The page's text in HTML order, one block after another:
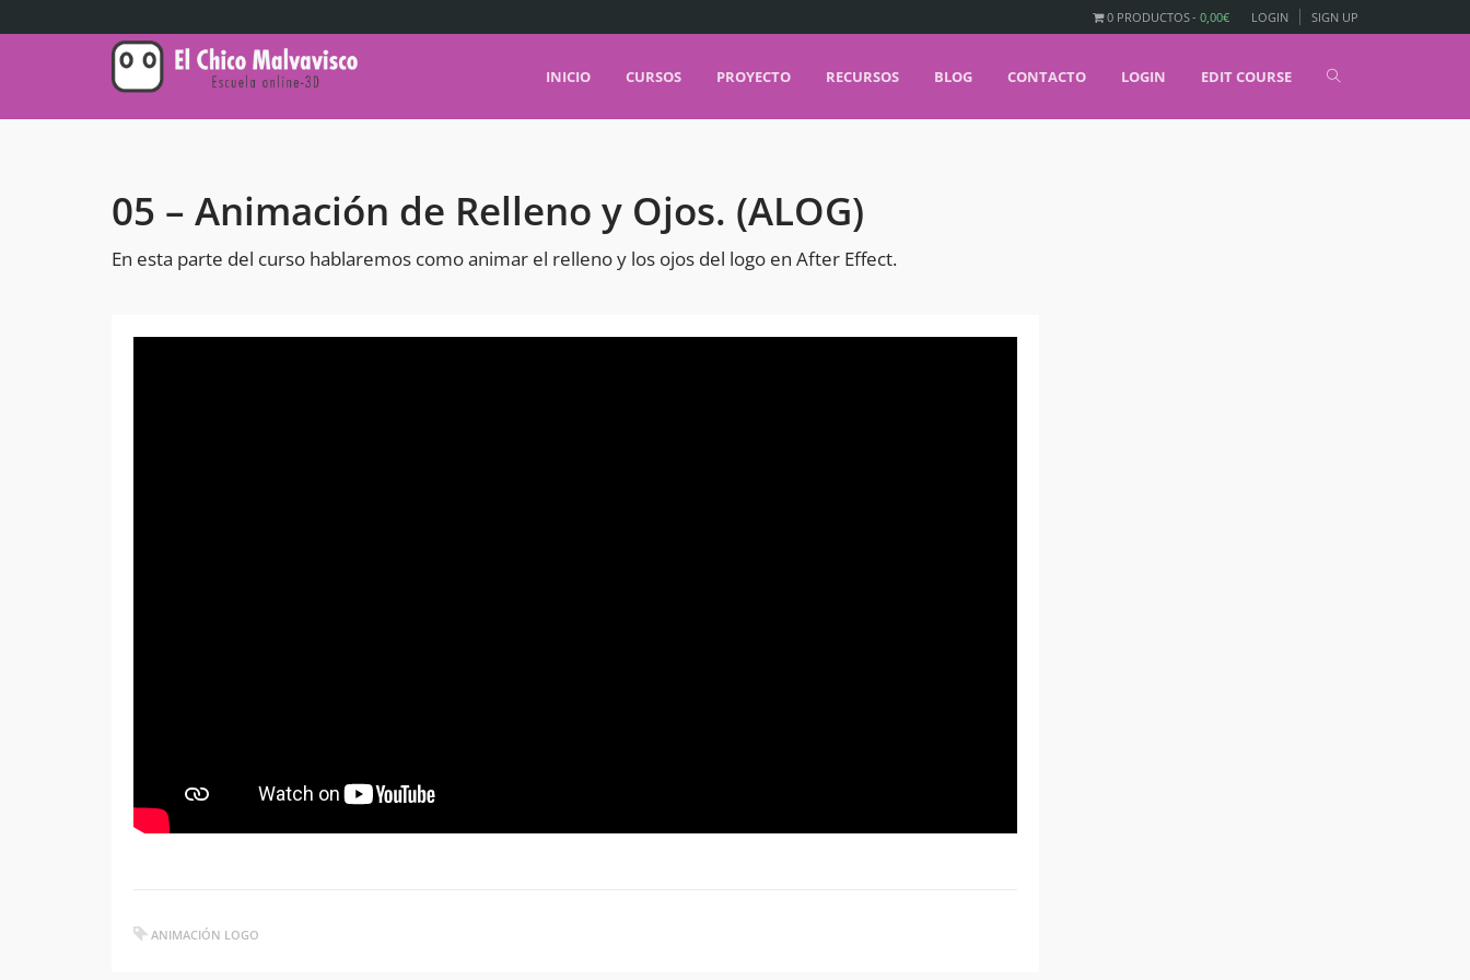
LOGIN SIGN UP
0 PRODUCTOS 0,00€
INICIO CURSOS PROYECTO RECURSOS BLOG CONTACTO LOGIN EDIT COURSE
05 – Animación de Relleno y Ojos. (ALOG)
En esta parte del curso hablaremos como animar el relleno y los ojos del logo en After Effect.
ANIMACIÓN LOGO